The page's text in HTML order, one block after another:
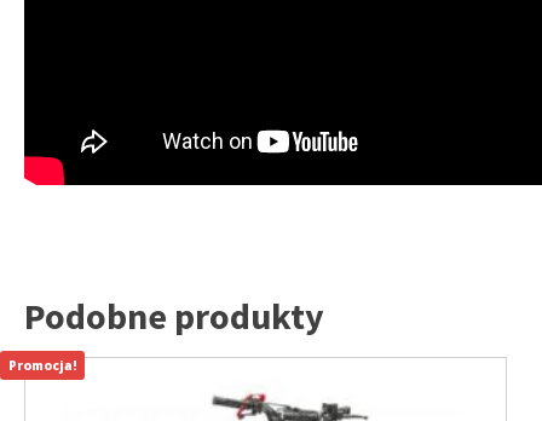
Podobne produkty
Promocja!